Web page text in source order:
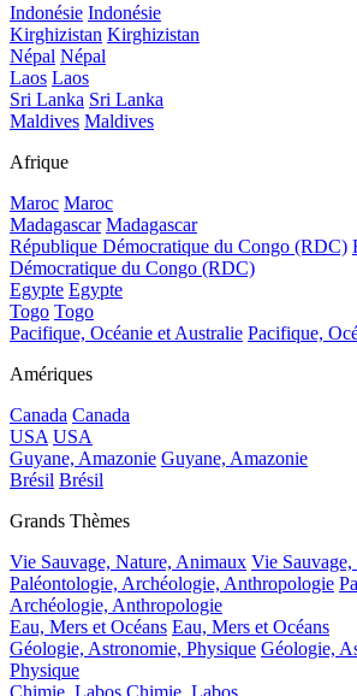
Indonésie Indonésie
Kirghizistan Kirghizistan
Népal Népal
Laos Laos
Sri Lanka Sri Lanka
Maldives Maldives
Afrique
Maroc Maroc
Madagascar Madagascar
République Démocratique du Congo (RDC)
Démocratique du Congo (RDC)
Egypte Egypte
Togo Togo
Pacifique, Océanie et Australie Pacifique,
Amériques
Canada Canada
USA USA
Guyane, Amazonie Guyane, Amazonie
Brésil Brésil
Grands Thèmes
Vie Sauvage, Nature, Animaux Vie
Paléontologie, Archéologie, Anthropologie
Archéologie, Anthropologie
Eau, Mers et Océans Eau, Mers et Océans
Géologie, Astronomie, Physique Géologie,
Physique
Chimie, Labos Chimie, Labos